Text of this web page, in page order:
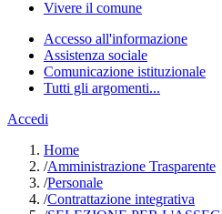
Vivere il comune
Accesso all'informazione
Assistenza sociale
Comunicazione istituzionale
Tutti gli argomenti...
Accedi
Home
/Amministrazione Trasparente
/Personale
/Contrattazione integrativa